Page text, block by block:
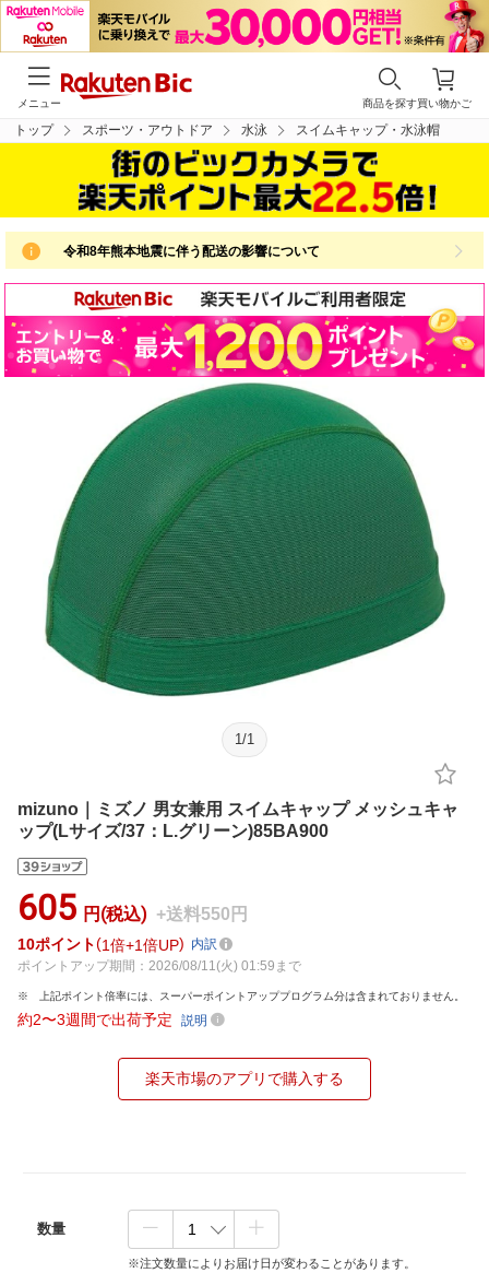
買い物かご
商品を探す
メニュー
トップ スポーツ・アウトドア 水泳 スイムキャップ・水泳帽
令和8年熊本地震に伴う配送の影響について
1 /1
mizuno｜ミズノ 男女兼用 スイムキャップ メッシュキャ
ップ(Lサイズ/37：L.グリーン)85BA900
605 円(税込) +送料550円
10ポイント 1倍 1倍UP
内訳
ポイントアップ期間：2026/08/11(火) 01:59まで
上記ポイント倍率には、スーパーポイントアッププログラム分は含まれておりません。
約2〜3週間で出荷予定 説明
楽天市場のアプリで購入する
数量
※注文数量によりお届け日が変わることがあります。